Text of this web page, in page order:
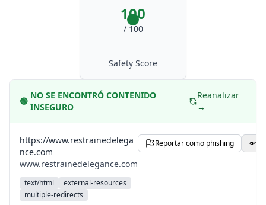
100
/ 100
Safety Score
🟢
NO SE ENCONTRÓ CONTENIDO
INSEGURO
Reanalizar
→
https://www.restrainedelega
nce.com
www.restrainedelegance.com
text/html
external-resources
multiple-redirects
Reportar como phishing